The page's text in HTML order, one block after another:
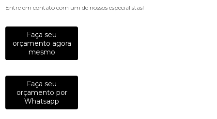
Entre em contato com um de nossos especialistas!
Faça seu
orçamento agora
mesmo
Faça seu
orçamento por
Whatsapp